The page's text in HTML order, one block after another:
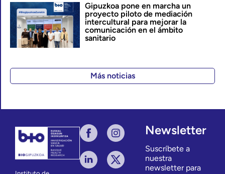
Gipuzkoa pone en marcha un
proyecto piloto de mediación
intercultural para mejorar la
comunicación en el ámbito
sanitario
Más noticias
Newsletter
Suscríbete a
nuestra
newsletter para